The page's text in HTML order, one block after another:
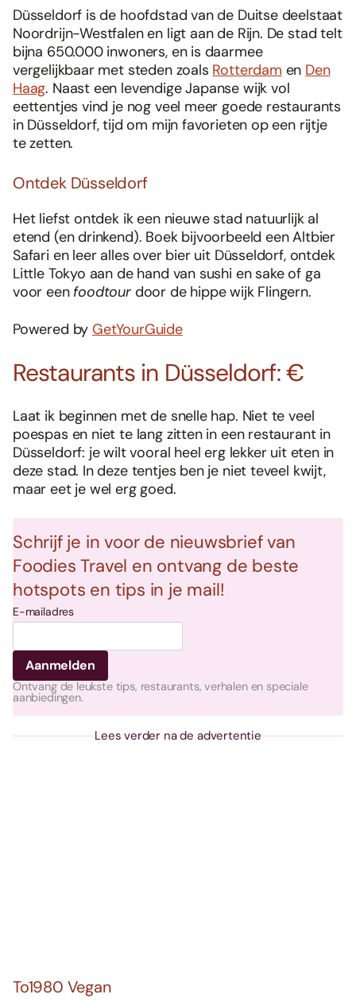
Düsseldorf is de hoofdstad van de Duitse deelstaat
Noordrijn-Westfalen en ligt aan de Rijn. De stad telt
bijna 650.000 inwoners, en is daarmee
vergelijkbaar met steden zoals Rotterdam en Den
Haag. Naast een levendige Japanse wijk vol
eettentjes vind je nog veel meer goede restaurants
in Düsseldorf, tijd om mijn favorieten op een rijtje
te zetten.
Ontdek Düsseldorf
Het liefst ontdek ik een nieuwe stad natuurlijk al
etend (en drinkend). Boek bijvoorbeeld een Altbier
Safari en leer alles over bier uit Düsseldorf, ontdek
Little Tokyo aan de hand van sushi en sake of ga
voor een foodtour door de hippe wijk Flingern.
Powered byGetYourGuide
Restaurants in Düsseldorf: €
Laat ik beginnen met de snelle hap. Niet te veel
poespas en niet te lang zitten in een restaurant in
Düsseldorf: je wilt vooral heel erg lekker uit eten in
deze stad. In deze tentjes ben je niet teveel kwijt,
maar eet je wel erg goed.
Schrijf je in voor de nieuwsbrief van
Foodies Travel en ontvang de beste
hotspots en tips in je mail!
E-mailadres
Ontvang de leukste tips, restaurants, verhalen en speciale
aanbiedingen.
Lees verder na de advertentie
To1980 Vegan